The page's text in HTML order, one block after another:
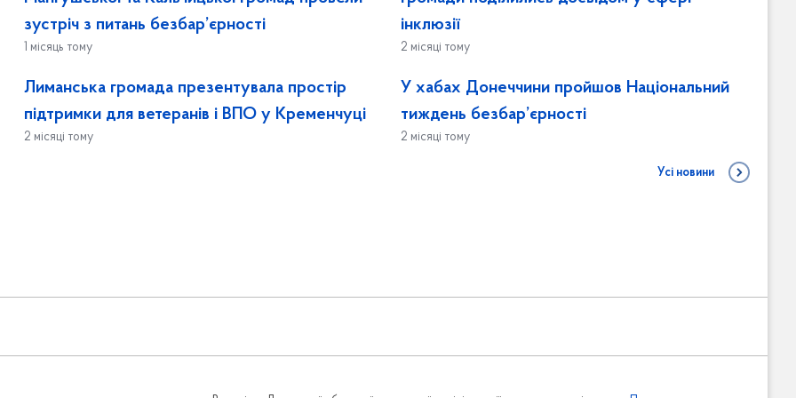
зустріч з питань безбар’єрності
1 місяць тому
інклюзії
2 місяці тому
Лиманська громада презентувала простір
підтримки для ветеранів і ВПО у Кременчуці
2 місяці тому
У хабах Донеччини пройшов Національний
тиждень безбар’єрності
2 місяці тому
Усі новини